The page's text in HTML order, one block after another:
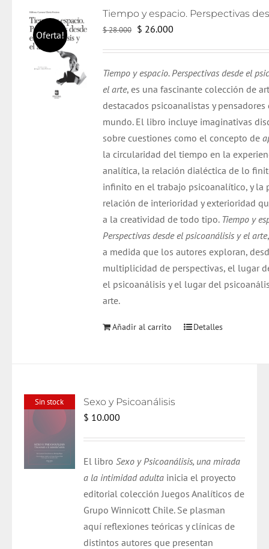
Oferta! $28.000 El
era:
$ 28.000.
$ 26.000El
es:
$ 26.000.
Tiempo y espacio. Perspectivas desde el
el arte, es una fascinante colección de
destacados psicoanalistas y
mundo. El libro incluye imaginativas
sobre cuestiones como el concepto de
la circularidad del tiempo en la
analítica, la relación dialéctica de lo
infinito en el trabajo psicoanalítico, y la
relación de interioridad y exterioridad
a la creatividad de todo tipo. Tiempo y
Perspectivas desde el psicoanálisis y el arte
a medida que los autores exploran,
multiplicidad de perspectivas, el lugar
el psicoanálisis y el lugar del
arte.
Añadir al carrito Detalles
Sin stock Sexo y Psicoanálisis
$ 10.000
El libroSexo y Psicoanálisis, una mirada
a la intimidad adulta inicia el proyecto
editorial colección Juegos Analíticos de
Grupo Winnicott Chile. Se plasman
aquí reflexiones teóricas y clínicas de
distintos autores que presentan